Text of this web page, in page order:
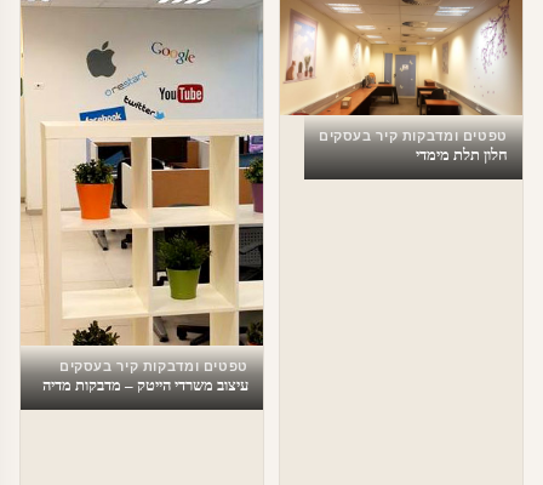
טפטים ומדבקות קיר בעסקים
חלון תלת מימדי
טפטים ומדבקות קיר בעסקים
עיצוב משרדי הייטק – מדבקות מדיה
חברתית